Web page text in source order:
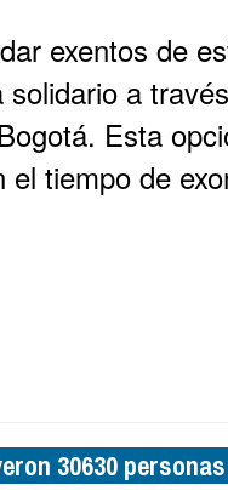
exentos de
a
Esta
tiempo de
30630 personas